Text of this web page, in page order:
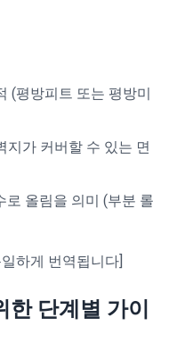
(평방피트 또는 평방미
지가 커버할 수 있는 면
로 올림을 의미 (부분 롤
하게 번역됩니다]
단계별 가이